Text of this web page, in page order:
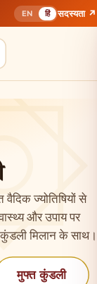
EN हिं सदस्यता ↗
ज्योतिषियों से
और उपाय पर
मिलान के साथ।
मुफ्त कुंडली